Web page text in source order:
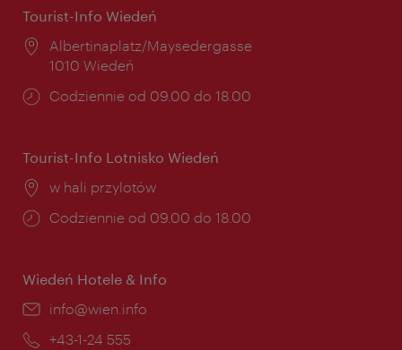
Tourist-Info Wiedeń
Miejsce:
Albertinaplatz/Maysedergasse
1010 Wiedeń
Godziny
Codziennie od 09.00 do 18.00
Tourist-Info Lotnisko Wiedeń
Miejsce:
w hali przylotów
Godziny
Codziennie od 09.00 do 18.00
Wiedeń Hotele & Info
E-
info@wien.info
Telefon:
+43-1-24 555